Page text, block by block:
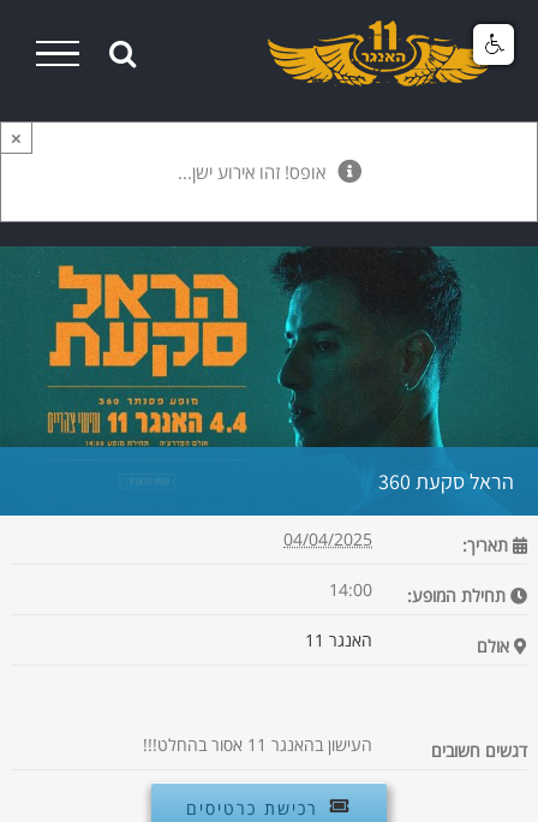
Skip
×
אופס! זהו אירוע ישן...
הראל סקעת 360
תאריך: 04/04/2025
תחילת המופע: 14:00
אולם האנגר 11
דגשים חשובים העישון בהאנגר 11 אסור בהחלט!!!
רכישת כרטיסים